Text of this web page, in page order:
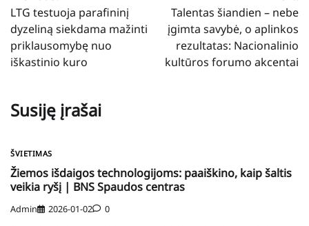
tarp
įrašų
LTG testuoja parafininį
dyzeliną siekdama mažinti
priklausomybę nuo
iškastinio kuro
Talentas šiandien – nebe
įgimta savybė, o aplinkos
rezultatas: Nacionalinio
kultūros forumo akcentai
Susiję įrašai
ŠVIETIMAS
Žiemos išdaigos technologijoms: paaiškino, kaip šaltis
veikia ryšį | BNS Spaudos centras
Admin 2026-01-02 0